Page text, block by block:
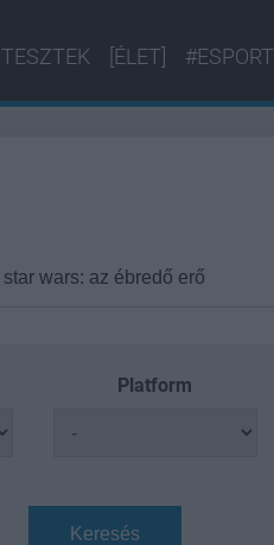
TESZTEK [ÉLET] #ESPORT
Platform
Keresés